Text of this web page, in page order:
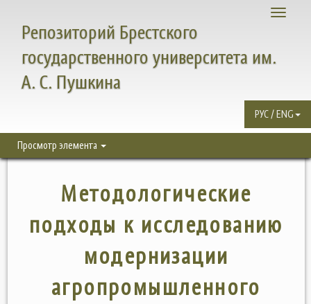
Toggle
Репозиторий Брестского
государственного университета им.
А. С. Пушкина
РУС / ENG
Просмотр элемента
Методологические
подходы к исследованию
модернизации
агропромышленного